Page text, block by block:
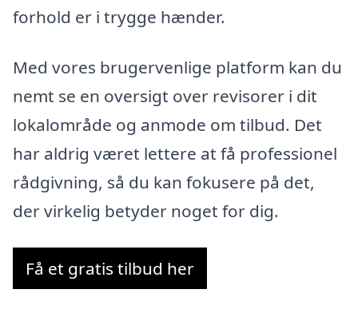
forhold er i trygge hænder.
Med vores brugervenlige platform kan du
nemt se en oversigt over revisorer i dit
lokalområde og anmode om tilbud. Det
har aldrig været lettere at få professionel
rådgivning, så du kan fokusere på det,
der virkelig betyder noget for dig.
Få et gratis tilbud her